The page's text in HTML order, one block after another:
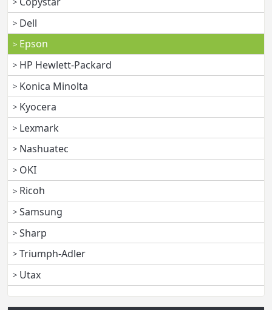
Dell
Epson
HP Hewlett-Packard
Konica Minolta
Kyocera
Lexmark
Nashuatec
OKI
Ricoh
Samsung
Sharp
Triumph-Adler
Utax